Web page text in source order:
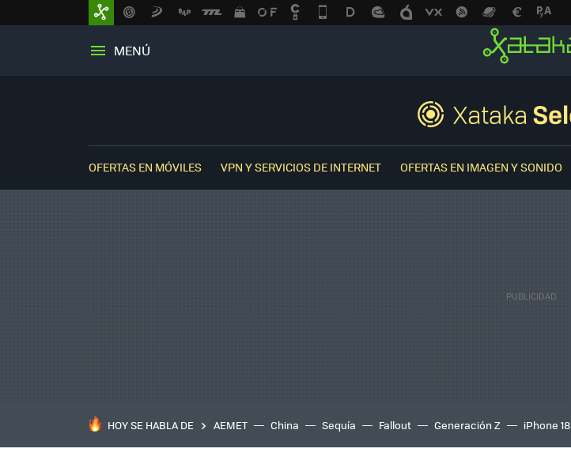
MENÚ
OFERTAS EN MÓVILES VPN Y SERVICIOS DE INTERNET OFERTAS EN IMAGEN Y SONIDO
HOY SE HABLA DE AEMET China Sequía Fallout Generación Z iPhone 18